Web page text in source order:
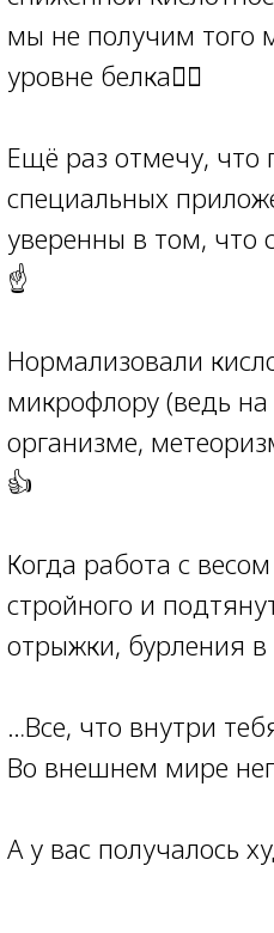
мы не получим того
уровне белка🙅‍♀️
Ещё раз отмечу, что
специальных
уверенны в том,
☝️
Нормализовали
микрофлору (ведь
организме,
👍
Когда работа с
стройного и
отрыжки, бурления
…Все, что внутри
Во внешнем мире
А у вас получалось